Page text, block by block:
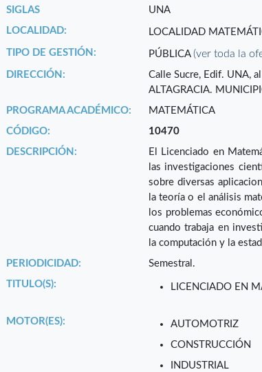
SIGLAS
UNA
LOCALIDAD:
LOCALIDAD
TIPO DE GESTIÓN: PÚBLICA(ver toda la
DIRECCIÓN:
Calle Sucre, Edif. UNA,
ALTAGRACIA.
PROGRAMA ACADÉMICO:
MATEMÁTICA
CÓDIGO:
10470
DESCRIPCIÓN:
El Licenciado en
las investigaciones
sobre diversas
la teoría o el análisis
los problemas
cuando trabaja en
la computación y la
PERIODICIDAD:
Semestral.
TITULO(S):
LICENCIADO EN
MOTOR(ES):
AUTOMOTRIZ
CONSTRUCCIÓN
INDUSTRIAL